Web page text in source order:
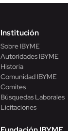
Institución
Sobre IBYME
Autoridades IBYME
Historia
Comunidad IBYME
Comites
Búsquedas Laborales
Licitaciones